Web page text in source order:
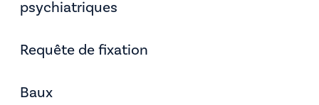
psychiatriques
Requête de fixation
Baux